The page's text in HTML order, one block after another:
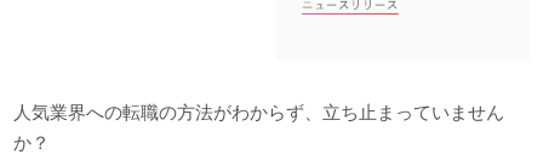
人気業界への転職の方法がわからず、立ち止まっていません
か？